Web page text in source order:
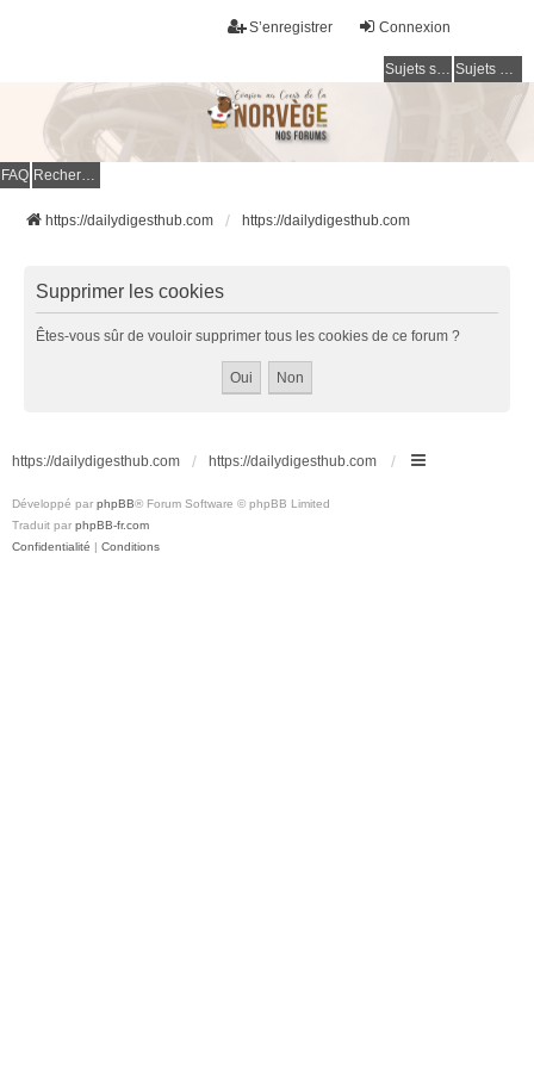
Connexion
S’enregistrer
Sujets sans réponse Sujets actifs
FAQ Rechercher
https://dailydigesthub.com https://dailydigesthub.com
Supprimer les cookies
Êtes-vous sûr de vouloir supprimer tous les cookies de ce forum ?
https://dailydigesthub.com https://dailydigesthub.com
Développé par phpBB® Forum Software © phpBB Limited
Traduit par phpBB-fr.com
Confidentialité | Conditions